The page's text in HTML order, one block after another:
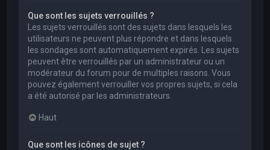
Que sont les sujets verrouillés ?
Les sujets verrouillés sont des sujets dans lesquels les
utilisateurs ne peuvent plus répondre et dans lesquels
les sondages sont automatiquement expirés. Les sujets
peuvent être verrouillés par un administrateur ou un
modérateur du forum pour de multiples raisons. Vous
pouvez également verrouiller vos propres sujets, si cela
a été autorisé par les administrateurs.
Haut
Que sont les icônes de sujet ?